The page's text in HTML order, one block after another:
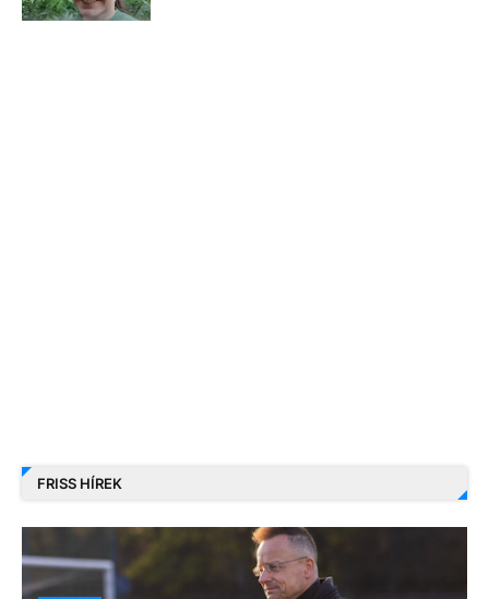
FRISS HÍREK